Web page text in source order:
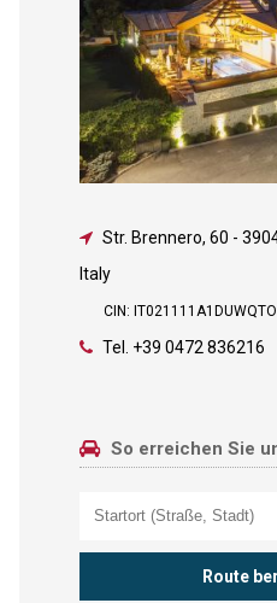
Str. Brennero, 60 -
Italy
CIN:
Tel. +39 0472 836216
So erreichen Sie